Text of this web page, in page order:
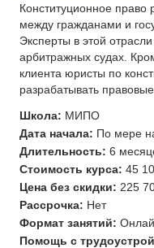
Менеджмент в торговле
Scrum-мастер
Управление
Управление закупками
Сервис и туризм
Технический директор
Топ менеджмент
Генеральный директор
Исполнительный
Коммерческий директор
Директор по продукту
Управление продажами
Юнит-экономика
Менеджер продукта
Продюсирование
Методист
Юнит-экономика
Менеджер проектов
CJM
KPI
HEART
Методист
Логистика
Управление в
Ресторанный бизнес
Гостиничный бизнес
Государственное и
Конституционное право
между гражданами и
Эксперты в этой
арбитражных судах.
клиента юристы по
разрабатывать правовые
Школа: МИПО
Дата начала: По мере
Длительность: 6
Стоимость курса: 45
Цена без скидки: 225
Рассрочка: Нет
Формат занятий:
Помощь с